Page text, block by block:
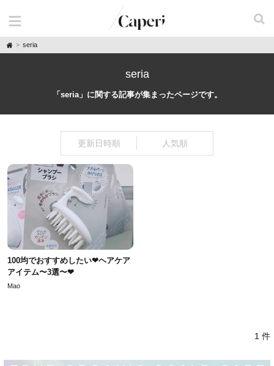
H
o
seria
seria
「seria」に関する記事が集まったページです。
更新日時順 人気順
100均でおすすめしたい❤︎ヘアケア
アイテム〜3選〜❤︎
Mao
1 件